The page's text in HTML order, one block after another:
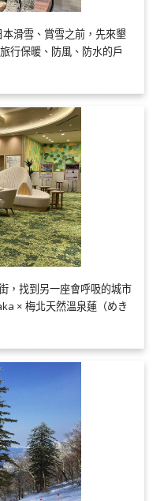
滑雪、賞雪之前，先來墾
行保暖、防風、防水的戶
，找到另一座會呼吸的城市
× 梅北天然溫泉蓮（めき